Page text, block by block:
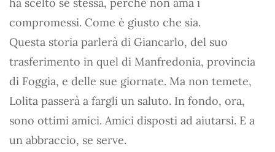
compromessi. Come è giusto che sia.
Questa storia parlerà di Giancarlo, del suo
trasferimento in quel di Manfredonia, provincia
di Foggia, e delle sue giornate. Ma non temete,
Lolita passerà a fargli un saluto. In fondo, ora,
sono ottimi amici. Amici disposti ad aiutarsi. E a
un abbraccio, se serve.